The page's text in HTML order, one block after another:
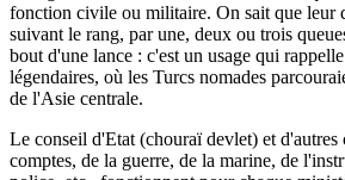
fonction civile ou militaire. On sait que leur
suivant le rang, par une, deux ou trois
bout d'une lance : c'est un usage qui
légendaires, où les Turcs nomades
de l'Asie centrale.
Le conseil d'Etat (chouraï devlet) et d'autres
comptes, de la guerre, de la marine, de